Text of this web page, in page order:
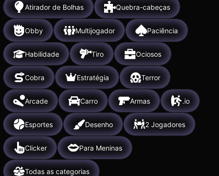
Atirador de Bolhas Quebra-cabeças
Obby Multijogador Paciência
Habilidade Tiro Ociosos
Cobra Estratégia Terror
Arcade Carro Armas .io
Esportes Desenho 2 Jogadores
Clicker Para Meninas
Todas as categorias